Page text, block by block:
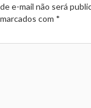
e-mail não será
com *